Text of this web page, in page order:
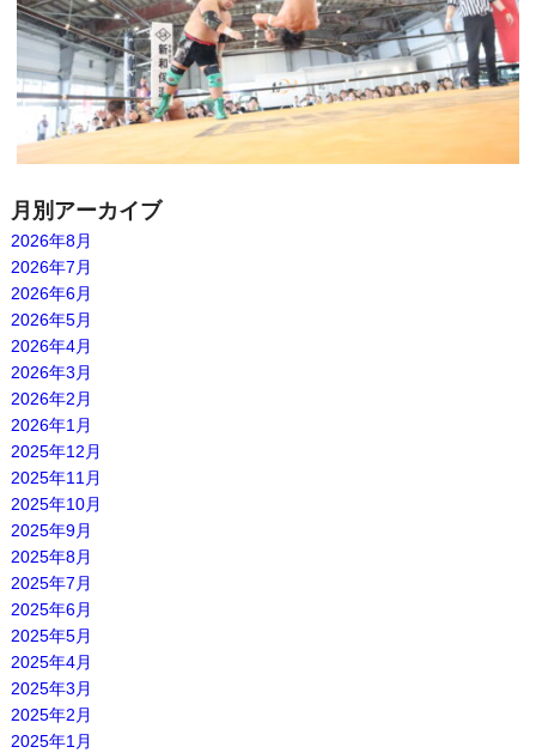
月別アーカイブ
2026年8月
2026年7月
2026年6月
2026年5月
2026年4月
2026年3月
2026年2月
2026年1月
2025年12月
2025年11月
2025年10月
2025年9月
2025年8月
2025年7月
2025年6月
2025年5月
2025年4月
2025年3月
2025年2月
2025年1月